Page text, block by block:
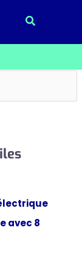
avec 8